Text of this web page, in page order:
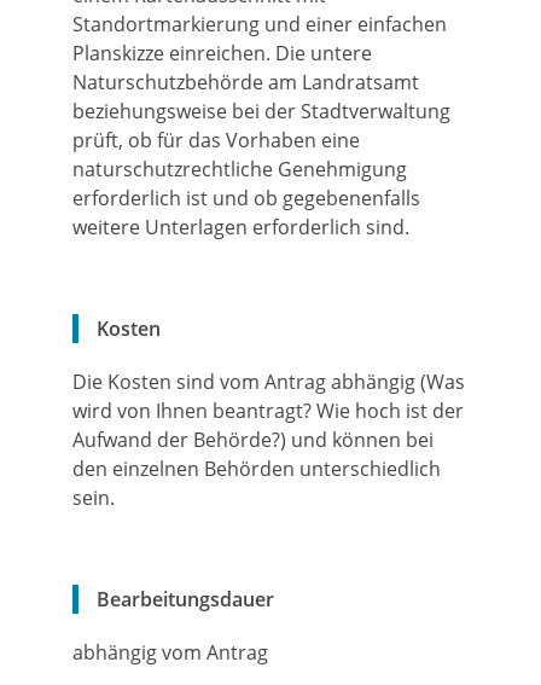
Standortmarkierung und einer einfachen
Planskizze einreichen. Die untere
Naturschutzbehörde am Landratsamt
beziehungsweise bei der Stadtverwaltung
prüft, ob für das Vorhaben eine
naturschutzrechtliche Genehmigung
erforderlich ist und ob gegebenenfalls
weitere Unterlagen erforderlich sind.
Kosten
Die Kosten sind vom Antrag abhängig (Was
wird von Ihnen beantragt? Wie hoch ist der
Aufwand der Behörde?) und können bei
den einzelnen Behörden unterschiedlich
sein.
Bearbeitungsdauer
abhängig vom Antrag